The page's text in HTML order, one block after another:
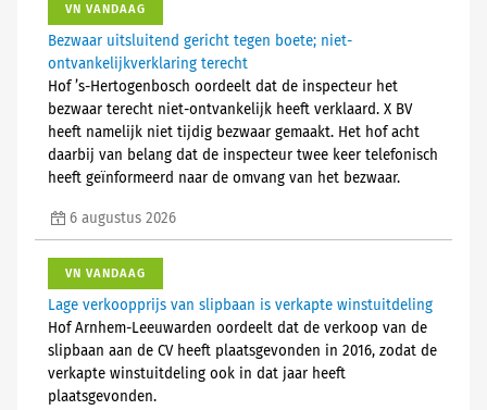
VN VANDAAG
Bezwaar uitsluitend gericht tegen boete; niet-
ontvankelijkverklaring terecht
Hof ’s-Hertogenbosch oordeelt dat de inspecteur het
bezwaar terecht niet-ontvankelijk heeft verklaard. X BV
heeft namelijk niet tijdig bezwaar gemaakt. Het hof acht
daarbij van belang dat de inspecteur twee keer telefonisch
heeft geïnformeerd naar de omvang van het bezwaar.
6 augustus 2026
VN VANDAAG
Lage verkoopprijs van slipbaan is verkapte winstuitdeling
Hof Arnhem-Leeuwarden oordeelt dat de verkoop van de
slipbaan aan de CV heeft plaatsgevonden in 2016, zodat de
verkapte winstuitdeling ook in dat jaar heeft
plaatsgevonden.